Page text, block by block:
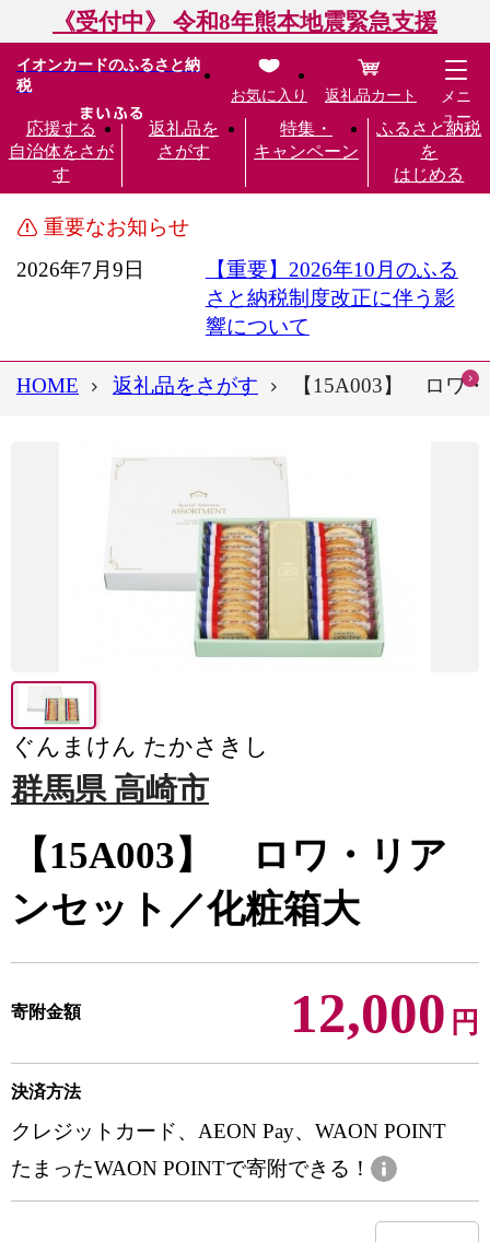
《受付中》 令和8年熊本地震緊急支援
イオンカードのふるさと納
税
応援する
自治体をさが
す
返礼品を
さがす
特集・
キャンペーン
ふるさと納税
を
はじめる
お気に入り 返礼品カート
メニ
ュー
重要なお知らせ
2026年7月9日
【重要】2026年10月のふる
さと納税制度改正に伴う影
響について
HOME 返礼品をさがす 【15A003】 ロワ
ぐんまけん たかさきし
群馬県 高崎市
【15A003】 ロワ・リア
ンセット／化粧箱大
寄附金額 12,000 円
決済方法
クレジットカード、AEON Pay、WAON POINT
たまったWAON POINTで寄附できる！